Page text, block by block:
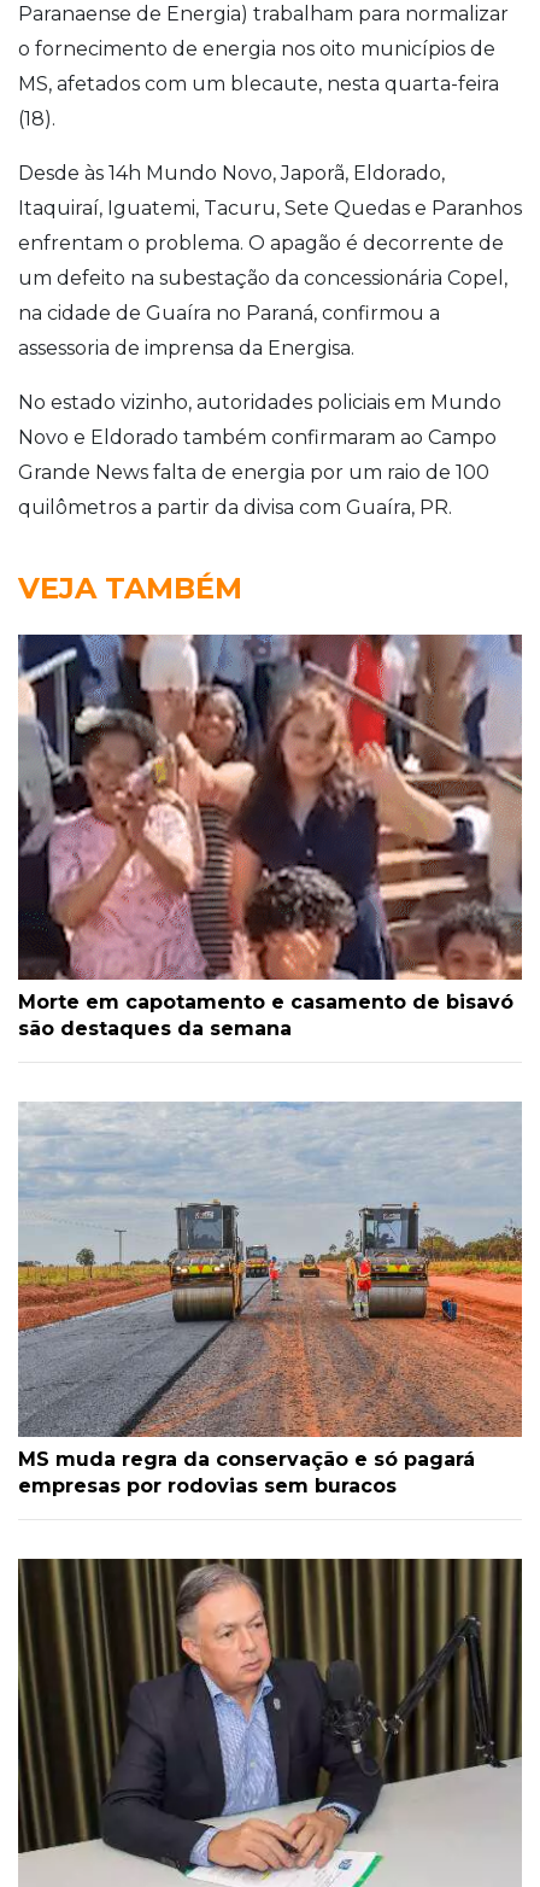
Paranaense de Energia) trabalham para normalizar
o fornecimento de energia nos oito municípios de
MS, afetados com um blecaute, nesta quarta-feira
(18).
Desde às 14h Mundo Novo, Japorã, Eldorado,
Itaquiraí, Iguatemi, Tacuru, Sete Quedas e Paranhos
enfrentam o problema. O apagão é decorrente de
um defeito na subestação da concessionária Copel,
na cidade de Guaíra no Paraná, confirmou a
assessoria de imprensa da Energisa.
No estado vizinho, autoridades policiais em Mundo
Novo e Eldorado também confirmaram ao Campo
Grande News falta de energia por um raio de 100
quilômetros a partir da divisa com Guaíra, PR.
VEJA TAMBÉM
Morte em capotamento e casamento de bisavó
são destaques da semana
MS muda regra da conservação e só pagará
empresas por rodovias sem buracos